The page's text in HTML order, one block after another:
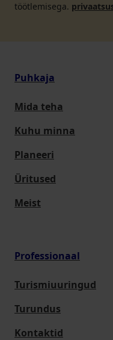
töötlemisega.
Puhkaja
Mida teha
Kuhu minna
Planeeri
Üritused
Meist
Professionaal
Turismiuuringud
Turundus
Kontaktid